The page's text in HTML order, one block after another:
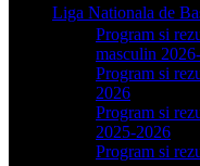
Liga Nationala de
Program si
masculin
Program si
2026
Program si
2025-2026
Program si